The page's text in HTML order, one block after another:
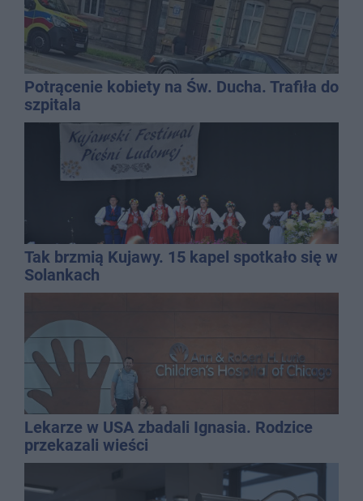
Potrącenie kobiety na Św. Ducha. Trafiła do
szpitala
Tak brzmią Kujawy. 15 kapel spotkało się w
Solankach
Lekarze w USA zbadali Ignasia. Rodzice
przekazali wieści